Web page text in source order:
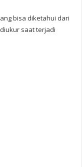
bisa diketahui dari
saat terjadi